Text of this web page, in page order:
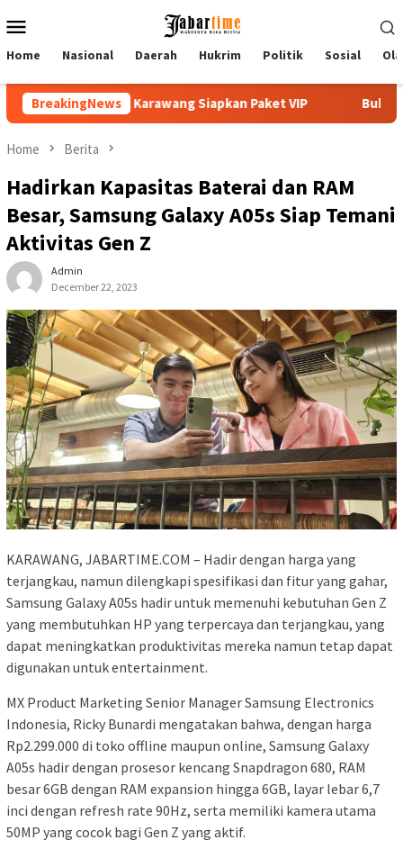
to
Menu
Home Nasional Daerah Hukrim Politik Sosial
BreakingNews
Paket VIP Buka PKKMB 2026, Rektor UNSIKA
Home Berita
Hadirkan Kapasitas Baterai dan RAM
Besar, Samsung Galaxy A05s Siap Temani
Aktivitas Gen Z
Admin
December 22, 2023
KARAWANG, JABARTIME.COM – Hadir dengan harga yang
terjangkau, namun dilengkapi spesifikasi dan fitur yang gahar,
Samsung Galaxy A05s hadir untuk memenuhi kebutuhan Gen Z
yang membutuhkan HP yang terpercaya dan terjangkau, yang
dapat meningkatkan produktivitas mereka namun tetap dapat
digunakan untuk entertainment.
MX Product Marketing Senior Manager Samsung Electronics
Indonesia, Ricky Bunardi mengatakan bahwa, dengan harga
Rp2.299.000 di toko offline maupun online, Samsung Galaxy
A05s hadir dengan prosesor kencang Snapdragon 680, RAM
besar 6GB dengan RAM expansion hingga 6GB, layar lebar 6,7
inci dengan refresh rate 90Hz, serta memiliki kamera utama
50MP yang cocok bagi Gen Z yang aktif.